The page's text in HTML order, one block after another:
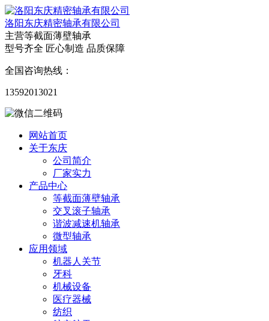
洛阳东庆精密轴承有限公司
主营等截面薄壁轴承
型号齐全 匠心制造 品质保障
全国咨询热线：
13592013021
网站首页
关于东庆
公司简介
厂家实力
产品中心
等截面薄壁轴承
交叉滚子轴承
谐波减速机轴承
微型轴承
应用领域
机器人关节
牙科
机械设备
医疗器械
纺织